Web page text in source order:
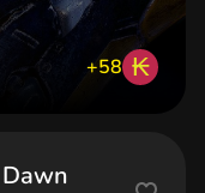
+58 ₭